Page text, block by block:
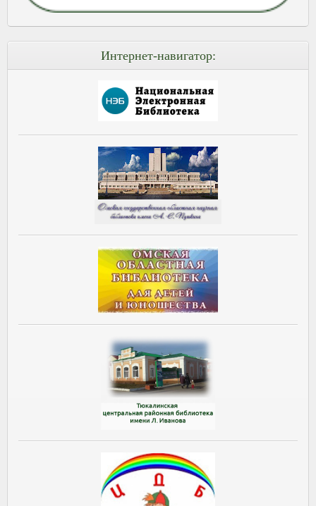
Интернет-навигатор: